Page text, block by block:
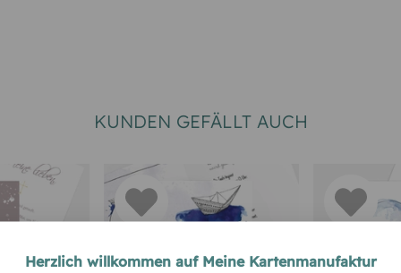
KUNDEN GEFÄLLT AUCH
Herzlich willkommen auf Meine Kartenmanufaktur